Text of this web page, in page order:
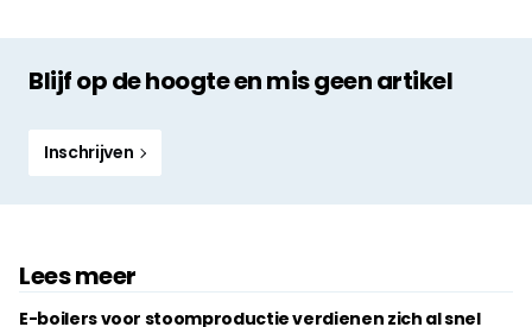
Blijf op de hoogte en mis geen artikel
Inschrijven
Lees meer
E-boilers voor stoomproductie verdienen zich al snel